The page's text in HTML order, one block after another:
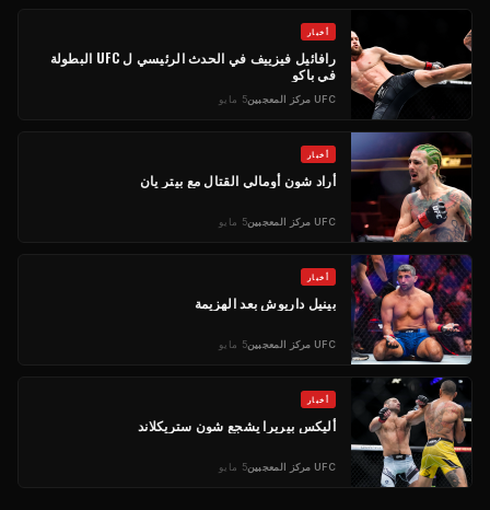
أخبار
رافائيل فيزييف في الحدث الرئيسي لUFC البطولة
في باكو
UFC مركز المعجبين5 مايو
أخبار
أراد شون أومالي القتال مع بيتر يان
UFC مركز المعجبين5 مايو
أخبار
بينيل داريوش بعد الهزيمة
UFC مركز المعجبين5 مايو
أخبار
أليكس بيريرا يشجع شون ستريكلاند
UFC مركز المعجبين5 مايو